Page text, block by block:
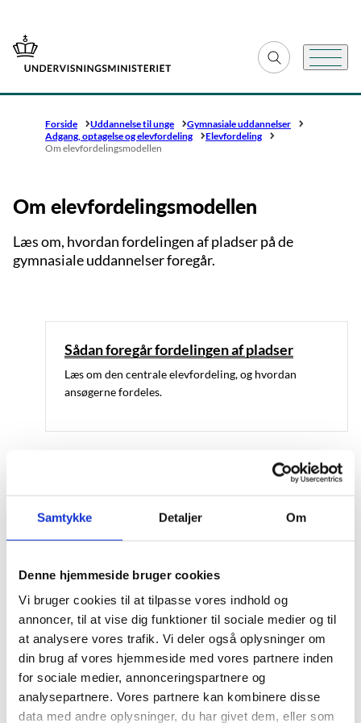
Samtykke Detaljer Om
Denne hjemmeside bruger cookies
Vi bruger cookies til at tilpasse vores indhold og
annoncer, til at vise dig funktioner til sociale medier og til
at analysere vores trafik. Vi deler også oplysninger om
din brug af vores hjemmeside med vores partnere inden
for sociale medier, annonceringspartnere og
analysepartnere. Vores partnere kan kombinere disse
data med andre oplysninger, du har givet dem, eller som
Gå til forsiden Fold søgefelt ud
Menu
Forside Uddannelse til unge
Gymnasiale uddannelser
Adgang, optagelse og elevfordeling
Elevfordeling
Om elevfordelingsmodellen
Om elevfordelingsmodellen
Læs om, hvordan fordelingen af pladser på de
gymnasiale uddannelser foregår.
Sådan foregår fordelingen af pladser
Læs om den centrale elevfordeling, og hvordan
ansøgerne fordeles.
Ansøgere med særlige behov eller interesser kan
søge om at blive fordelt før den centrale
elevfordeling.
Om transporttid
Læs om, hvordan transporttid opgøres.